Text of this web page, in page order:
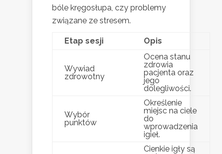
bóle kręgosłupa, czy problemy
związane ze stresem.
Etap sesji Opis
Wywiad
zdrowotny
Ocena stanu
zdrowia
pacjenta oraz
jego
dolegliwości.
Wybór
punktów
Określenie
miejsc na ciele
do
wprowadzenia
igieł.
Cienkie igły są